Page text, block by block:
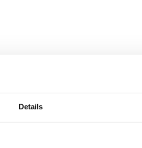
Details
van
van
Mat 3.0 - 300 x 65 cm